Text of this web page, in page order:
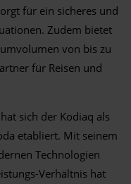
für ein sicheres und
Zudem bietet
von bis zu
für Reisen und
sich der Kodiaq als
etabliert. Mit seinem
Technologien
Verhältnis hat